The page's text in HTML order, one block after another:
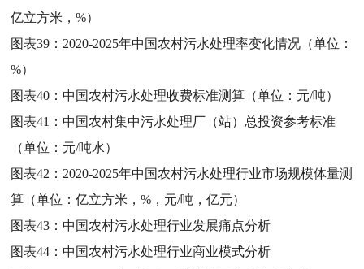
亿立方米，%）
图表39： 2020-2025年中国农村污水处理率变化情况（单位：
%）
图表40：中国农村污水处理收费标准测算（单位：元/吨）
图表41：中国农村集中污水处理厂（站）总投资参考标准
（单位：元/吨水）
图表42： 2020-2025年中国农村污水处理行业市场规模体量测
算（单位：亿立方米，%，元/吨，亿元）
图表43：中国农村污水处理行业发展痛点分析
图表44：中国农村污水处理行业商业模式分析